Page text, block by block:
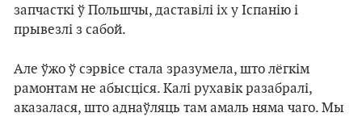
запчасткі ў Польшчы, даставілі іх у Іспанію і
прывезлі з сабой.
Але ўжо ў сэрвісе стала зразумела, што лёгкім
рамонтам не абысціся. Калі рухавік разабралі,
аказалася, што аднаўляць там амаль няма чаго. Мы